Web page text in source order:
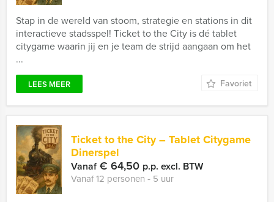
Stap in de wereld van stoom, strategie en stations in dit
interactieve stadsspel! Ticket to the City is dé tablet
citygame waarin jij en je team de strijd aangaan om het
...
LEES MEER Favoriet
Ticket to the City – Tablet Citygame
Dinerspel
Vanaf€ 64,50 p.p. excl. BTW
Vanaf 12 personen ‐ 5 uur